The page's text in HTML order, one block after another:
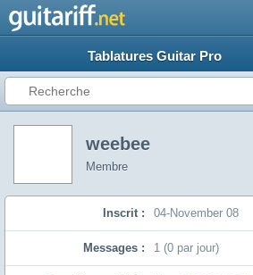
Tablatures Guitar Pro
weebee
Membre
Inscrit : 04-November 08
Messages : 1 (0 par jour)